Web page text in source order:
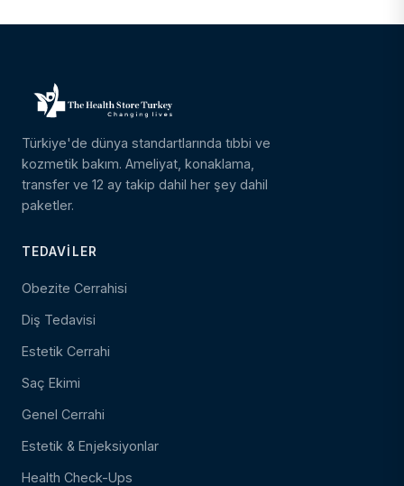
Türkiye'de dünya standartlarında tıbbi ve
kozmetik bakım. Ameliyat, konaklama,
transfer ve 12 ay takip dahil her şey dahil
paketler.
TEDAVILER
Obezite Cerrahisi
Diş Tedavisi
Estetik Cerrahi
Saç Ekimi
Genel Cerrahi
Estetik & Enjeksiyonlar
Health Check-Ups